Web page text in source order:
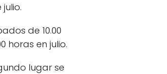
de 10.00
horas en julio.
lugar se